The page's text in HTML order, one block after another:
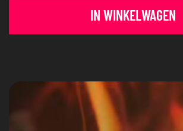
IN WINKELWAGEN